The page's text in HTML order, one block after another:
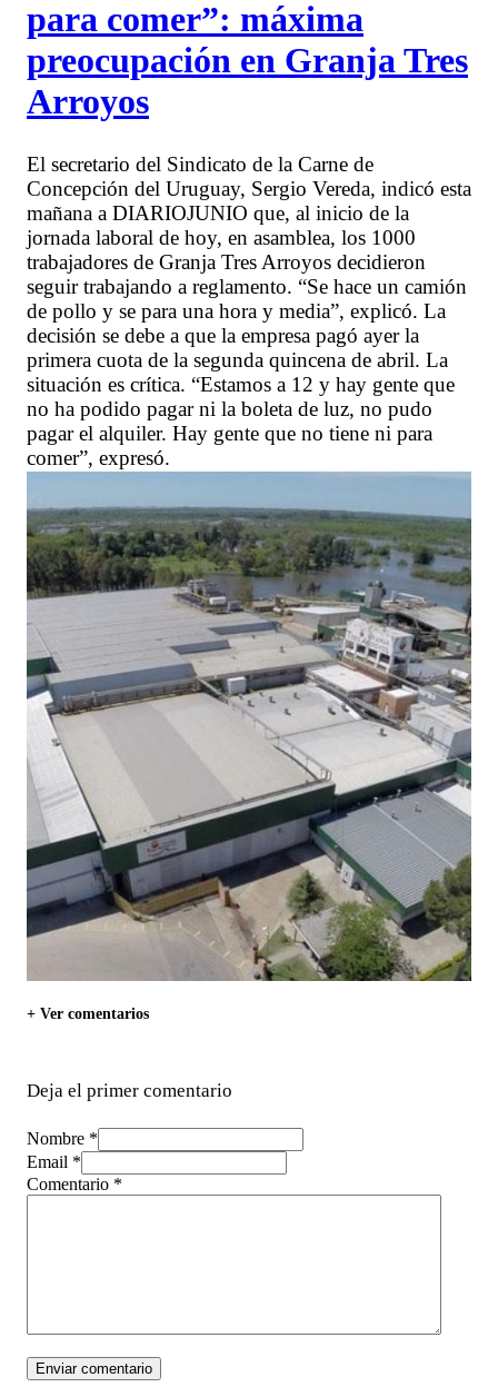
para comer”: máxima
preocupación en Granja Tres
Arroyos
El secretario del Sindicato de la Carne de
Concepción del Uruguay, Sergio Vereda, indicó esta
mañana a DIARIOJUNIO que, al inicio de la
jornada laboral de hoy, en asamblea, los 1000
trabajadores de Granja Tres Arroyos decidieron
seguir trabajando a reglamento. “Se hace un camión
de pollo y se para una hora y media”, explicó. La
decisión se debe a que la empresa pagó ayer la
primera cuota de la segunda quincena de abril. La
situación es crítica. “Estamos a 12 y hay gente que
no ha podido pagar ni la boleta de luz, no pudo
pagar el alquiler. Hay gente que no tiene ni para
comer”, expresó.
+ Ver comentarios
Deja el primer comentario
Nombre *
Email *
Comentario *